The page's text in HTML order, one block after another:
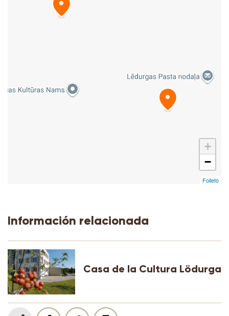
+
−
Folleto
Información relacionada
Casa de la Cultura Lödurga